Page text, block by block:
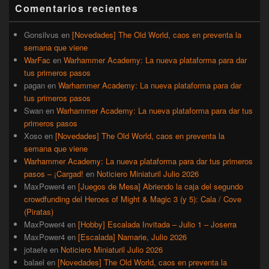
lateral
primaria
Comentarios recientes
Gonsilvus en [Novedades] The Old World, caos en preventa la
semana que viene
WarFac en Warhammer Academy: La nueva plataforma para dar
tus primeros pasos
pagan en Warhammer Academy: La nueva plataforma para dar
tus primeros pasos
Swan en Warhammer Academy: La nueva plataforma para dar tus
primeros pasos
Xoso en [Novedades] The Old World, caos en preventa la
semana que viene
Warhammer Academy: La nueva plataforma para dar tus primeros
pasos – ¡Cargad! en Noticiero Miniaturil Julio 2026
MaxPower4 en [Juegos de Mesa] Abriendo la caja del segundo
crowdfunding del Heroes of Might & Magic 3 (y 5): Cala / Cove
(Piratas)
MaxPower4 en [Hobby] Escalada Invitada – Julio 1 – Joserra
MaxPower4 en [Escalada] Namarie, Julio 2026
jotaefe en Noticiero Miniaturil Julio 2026
balael en [Novedades] The Old World, caos en preventa la